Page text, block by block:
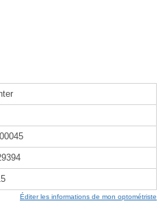
Éditer les informations de mon optométriste